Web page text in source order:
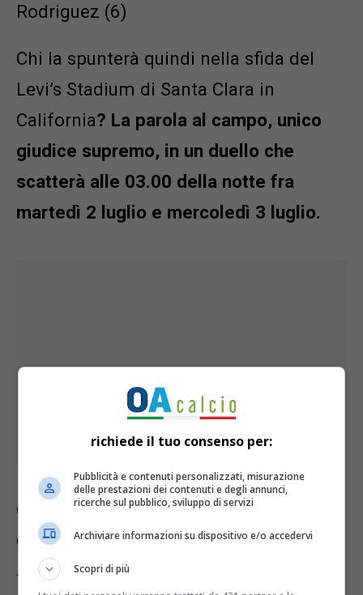
Rodriguez (6)
Chi la spunterà quindi nella sfida del
Levi’s Stadium di Santa Clara in
California? La parola al campo, unico
giudice supremo, in un duello che
scatterà alle 03.00 della notte fra
martedì 2 luglio e mercoledì 3 luglio.
Come seguire il match in tv? Brasile-
Colombiasarà visibile in chiaro su
Sportitalia e in diretta streaming sul
richiede il tuo consenso per:
Pubblicità e contenuti personalizzati, misurazione
delle prestazioni dei contenuti e degli annunci,
ricerche sul pubblico, sviluppo di servizi
Archiviare informazioni su dispositivo e/o accedervi
Scopri di più